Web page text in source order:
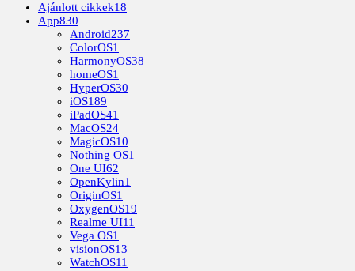
Ajánlott cikkek18
App830
Android237
ColorOS1
HarmonyOS38
homeOS1
HyperOS30
iOS189
iPadOS41
MacOS24
MagicOS10
Nothing OS1
One UI62
OpenKylin1
OriginOS1
OxygenOS19
Realme UI11
Vega OS1
visionOS13
WatchOS11